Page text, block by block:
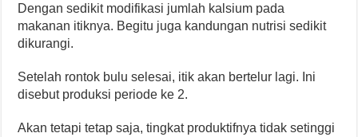
Dengan sedikit modifikasi jumlah kalsium pada
makanan itiknya. Begitu juga kandungan nutrisi sedikit
dikurangi.
Setelah rontok bulu selesai, itik akan bertelur lagi. Ini
disebut produksi periode ke 2.
Akan tetapi tetap saja, tingkat produktifnya tidak setinggi